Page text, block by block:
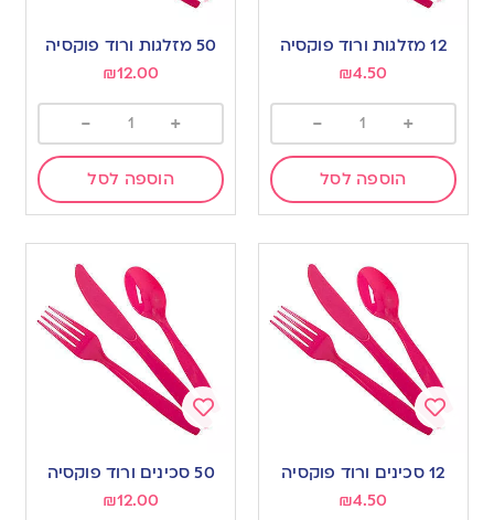
Add
to
12 מזלגות ורוד פוקסיה
₪4.50
+
-
הוספה לסל
Add
to
50 מזלגות ורוד פוקסיה
₪12.00
+
-
הוספה לסל
Add
to
wishlist
12 סכינים ורוד פוקסיה
₪4.50
Add
to
wishlist
50 סכינים ורוד פוקסיה
₪12.00